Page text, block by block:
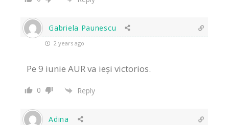
Gabriela Paunescu
2 years ago
⁠Pe 9 iunie AUR va ieși victorios.
0 Reply
Adina